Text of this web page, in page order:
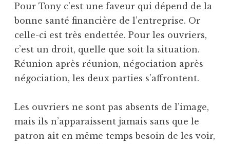
Pour Tony c’est une faveur qui dépend de la
bonne santé financière de l’entreprise. Or
celle-ci est très endettée. Pour les ouvriers,
c’est un droit, quelle que soit la situation.
Réunion après réunion, négociation après
négociation, les deux parties s’affrontent.
Les ouvriers ne sont pas absents de l’image,
mais ils n’apparaissent jamais sans que le
patron ait en même temps besoin de les voir,